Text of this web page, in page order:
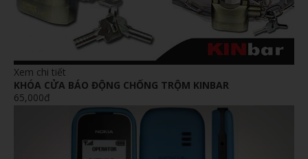
Xem chi tiết
KHÓA CỬA BÁO ĐỘNG CHỐNG TRỘM KINBAR
65,000đ